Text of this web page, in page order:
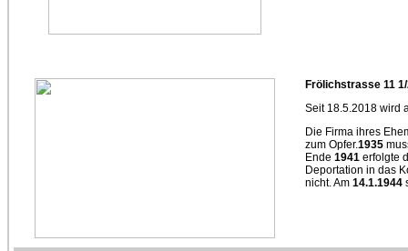
Frölichstrasse 11
Seit 18.5.2018 wird
Die Firma ihres
zum Opfer.1935
Ende 1941 erfolgte
Deportation in das
nicht. Am 14.1.1944